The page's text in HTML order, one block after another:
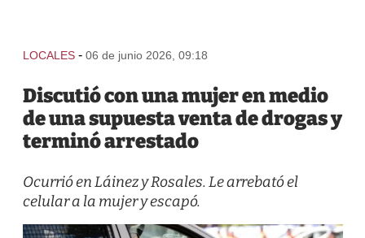
LOCALES - 06 de junio 2026, 09:18
Discutió con una mujer en medio
de una supuesta venta de drogas y
terminó arrestado
Ocurrió en Láinez y Rosales. Le arrebató el
celular a la mujer y escapó.